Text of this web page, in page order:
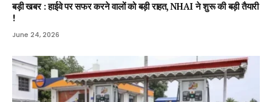
बड़ी खबर : हाईवे पर सफर करने वालों को बड़ी राहत, NHAI ने शुरू की बड़ी तैयारी
!
June 24, 2026